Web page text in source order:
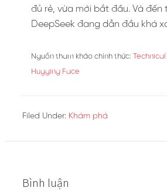
đủ rẻ, vừa mới bắt đầu. Và đến
DeepSeek đang dẫn đầu khá
Nguồn tham khảo chính thức:
Hugging Face
Filed Under: Khám phá
Bình luận